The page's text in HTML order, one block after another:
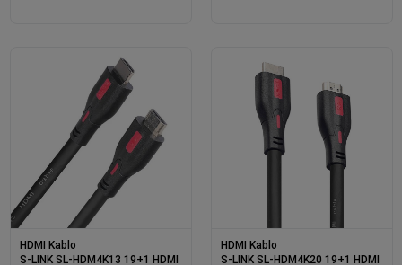
HDMI Kablo
S-LINK SL-HDM4K13 19+1 HDMI
HDMI Kablo
S-LINK SL-HDM4K20 19+1 HDMI